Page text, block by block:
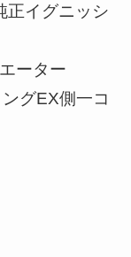
正イグニッシ
ーター
グEX側一コ